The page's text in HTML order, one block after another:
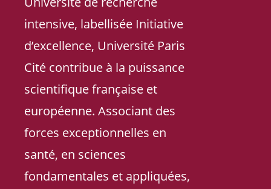
intensive, labellisée Initiative
d’excellence, Université Paris
Cité contribue à la puissance
scientifique française et
européenne. Associant des
forces exceptionnelles en
santé, en sciences
fondamentales et appliquées,